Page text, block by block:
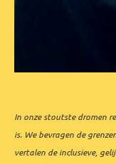
In onze stoutste dromen
is. We bevragen de
vertalen de inclusieve,